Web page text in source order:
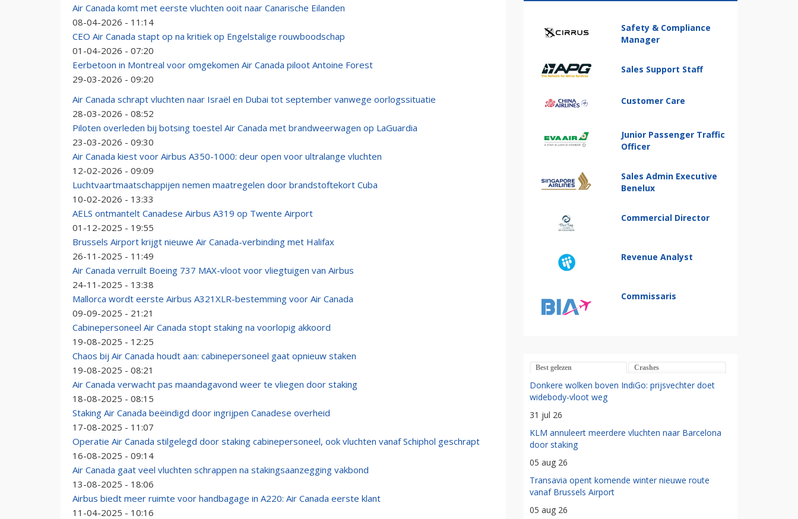
Air Canada komt met eerste vluchten ooit naar Canarische Eilanden
08-04-2026 - 11:14
CEO Air Canada stapt op na kritiek op Engelstalige rouwboodschap
01-04-2026 - 07:20
Eerbetoon in Montreal voor omgekomen Air Canada piloot Antoine Forest
29-03-2026 - 09:20
Air Canada schrapt vluchten naar Israël en Dubai tot september vanwege oorlogssituatie
28-03-2026 - 08:52
Piloten overleden bij botsing toestel Air Canada met brandweerwagen op LaGuardia
23-03-2026 - 09:30
Air Canada kiest voor Airbus A350-1000: deur open voor ultralange vluchten
12-02-2026 - 09:09
Luchtvaartmaatschappijen nemen maatregelen door brandstoftekort Cuba
10-02-2026 - 13:33
AELS ontmantelt Canadese Airbus A319 op Twente Airport
01-12-2025 - 19:55
Brussels Airport krijgt nieuwe Air Canada-verbinding met Halifax
26-11-2025 - 11:49
Air Canada verruilt Boeing 737 MAX-vloot voor vliegtuigen van Airbus
24-11-2025 - 13:38
Mallorca wordt eerste Airbus A321XLR-bestemming voor Air Canada
09-09-2025 - 21:21
Cabinepersoneel Air Canada stopt staking na voorlopig akkoord
19-08-2025 - 12:25
Chaos bij Air Canada houdt aan: cabinepersoneel gaat opnieuw staken
19-08-2025 - 08:21
Air Canada verwacht pas maandagavond weer te vliegen door staking
18-08-2025 - 08:15
Staking Air Canada beëindigd door ingrijpen Canadese overheid
17-08-2025 - 11:07
Operatie Air Canada stilgelegd door staking cabinepersoneel, ook vluchten vanaf Schiphol geschrapt
16-08-2025 - 09:14
Air Canada gaat veel vluchten schrappen na stakingsaanzegging vakbond
13-08-2025 - 18:06
Airbus biedt meer ruimte voor handbagage in A220: Air Canada eerste klant
11-04-2025 - 10:16
Safety & Compliance
Manager
Sales Support Staff
Customer Care
Junior Passenger Traffic
Officer
Sales Admin Executive
Benelux
Commercial Director
Revenue Analyst
Commissaris
Best gelezen Crashes
Donkere wolken boven IndiGo: prijsvechter doet
widebody-vloot weg
31 jul 26
KLM annuleert meerdere vluchten naar Barcelona
door staking
05 aug 26
Transavia opent komende winter nieuwe route
vanaf Brussels Airport
05 aug 26